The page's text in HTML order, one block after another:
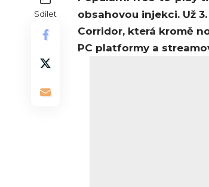
Sdílet
obsahovou injekci. Už
Corridor, která kromě
PC platformy a